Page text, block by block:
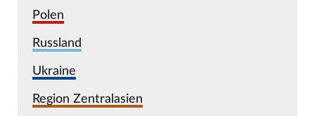
Polen
Russland
Ukraine
Region Zentralasien